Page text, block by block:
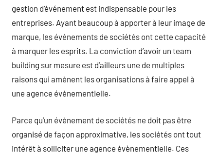
gestion d’événement est indispensable pour les
entreprises. Ayant beaucoup à apporter à leur image de
marque, les événements de sociétés ont cette capacité
à marquer les esprits. La conviction d’avoir un team
building sur mesure est d’ailleurs une de multiples
raisons qui amènent les organisations à faire appel à
une agence événementielle.
Parce qu’un évènement de sociétés ne doit pas être
organisé de façon approximative, les sociétés ont tout
intérêt à solliciter une agence évènementielle. Ces